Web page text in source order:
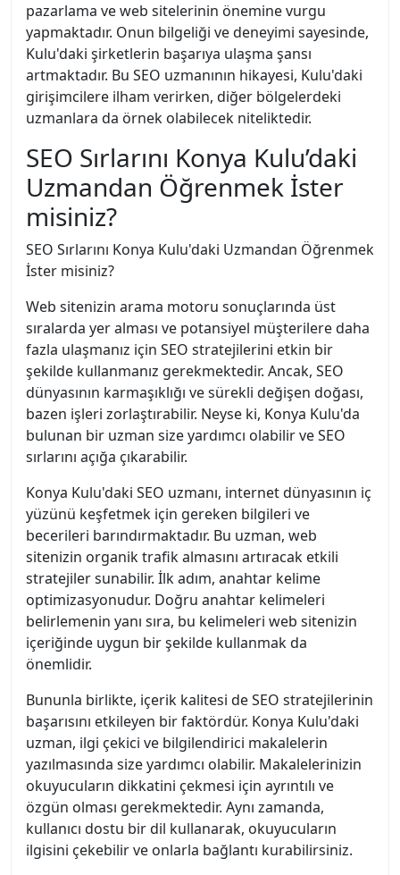
pazarlama ve web sitelerinin önemine vurgu
yapmaktadır. Onun bilgeliği ve deneyimi sayesinde,
Kulu'daki şirketlerin başarıya ulaşma şansı
artmaktadır. Bu SEO uzmanının hikayesi, Kulu'daki
girişimcilere ilham verirken, diğer bölgelerdeki
uzmanlara da örnek olabilecek niteliktedir.
SEO Sırlarını Konya Kulu’daki
Uzmandan Öğrenmek İster
misiniz?
SEO Sırlarını Konya Kulu'daki Uzmandan Öğrenmek
İster misiniz?
Web sitenizin arama motoru sonuçlarında üst
sıralarda yer alması ve potansiyel müşterilere daha
fazla ulaşmanız için SEO stratejilerini etkin bir
şekilde kullanmanız gerekmektedir. Ancak, SEO
dünyasının karmaşıklığı ve sürekli değişen doğası,
bazen işleri zorlaştırabilir. Neyse ki, Konya Kulu'da
bulunan bir uzman size yardımcı olabilir ve SEO
sırlarını açığa çıkarabilir.
Konya Kulu'daki SEO uzmanı, internet dünyasının iç
yüzünü keşfetmek için gereken bilgileri ve
becerileri barındırmaktadır. Bu uzman, web
sitenizin organik trafik almasını artıracak etkili
stratejiler sunabilir. İlk adım, anahtar kelime
optimizasyonudur. Doğru anahtar kelimeleri
belirlemenin yanı sıra, bu kelimeleri web sitenizin
içeriğinde uygun bir şekilde kullanmak da
önemlidir.
Bununla birlikte, içerik kalitesi de SEO stratejilerinin
başarısını etkileyen bir faktördür. Konya Kulu'daki
uzman, ilgi çekici ve bilgilendirici makalelerin
yazılmasında size yardımcı olabilir. Makalelerinizin
okuyucuların dikkatini çekmesi için ayrıntılı ve
özgün olması gerekmektedir. Aynı zamanda,
kullanıcı dostu bir dil kullanarak, okuyucuların
ilgisini çekebilir ve onlarla bağlantı kurabilirsiniz.